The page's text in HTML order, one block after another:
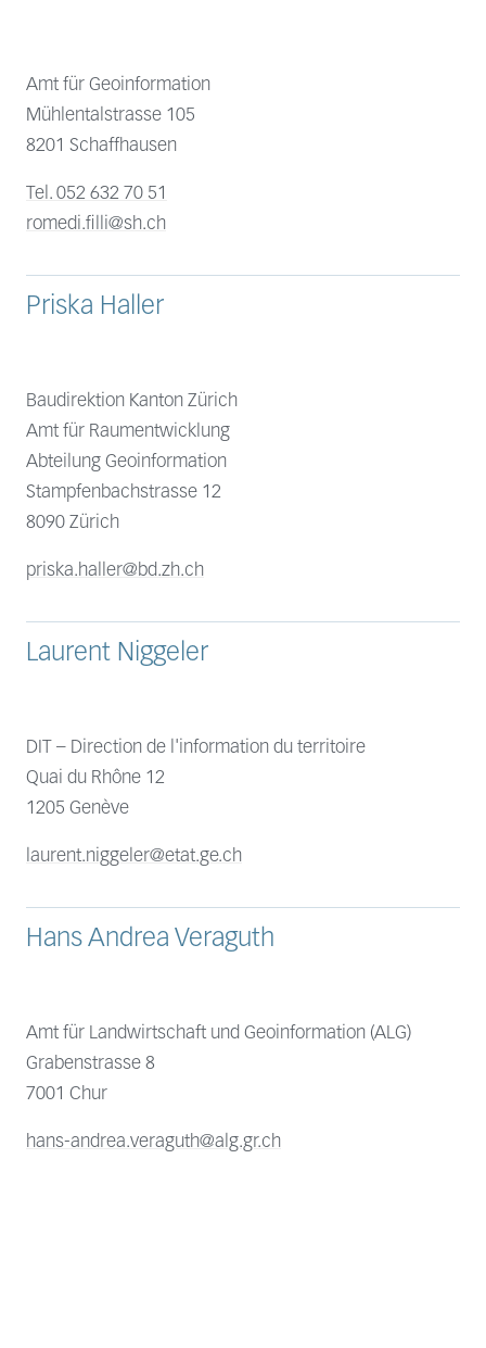
Amt für Geoinformation
Mühlentalstrasse 105
8201 Schaffhausen
Tel. 052 632 70 51
romedi.filli@sh.ch
Priska Haller
Baudirektion Kanton Zürich
Amt für Raumentwicklung
Abteilung Geoinformation
Stampfenbachstrasse 12
8090 Zürich
priska.haller@bd.zh.ch
Laurent Niggeler
DIT – Direction de l'information du territoire
Quai du Rhône 12
1205 Genève
laurent.niggeler@etat.ge.ch
Hans Andrea Veraguth
Amt für Landwirtschaft und Geoinformation (ALG)
Grabenstrasse 8
7001 Chur
hans-andrea.veraguth@alg.gr.ch